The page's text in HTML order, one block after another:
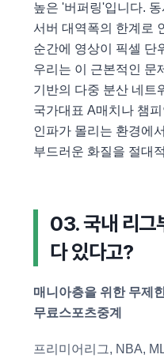
높은 '버퍼링'입니다.
서버 대역폭의 한계로
순간에 영상이 픽셀 단
우리는 이 근본적인 문
기반의 다중 분산 네트
국가대표 A매치나 챔
인파가 몰리는 환경에
부드러운 화질을 절대
03. 국내 리그
다 있다고?
매니아층을 위한 무제
무료스포츠중계
프리미어리그, NBA,